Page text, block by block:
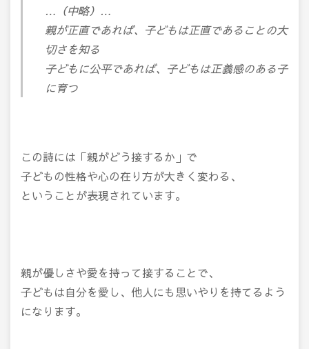
…（中略）…
親が正直であれば、子どもは正直であることの大
切さを知る
子どもに公平であれば、子どもは正義感のある子
に育つ
この詩には「親がどう接するか」で
子どもの性格や心の在り方が大きく変わる、
ということが表現されています。
親が優しさや愛を持って接することで、
子どもは自分を愛し、他人にも思いやりを持てるよう
になります。